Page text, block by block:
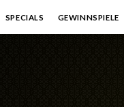
SPECIALS GEWINNSPIELE